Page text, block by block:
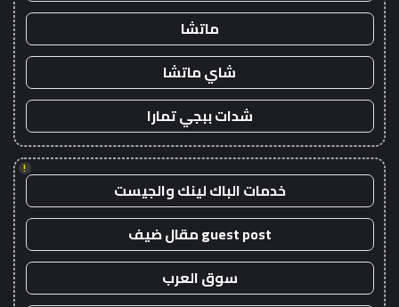
ماتشا
شاي ماتشا
شدات ببجي تمارا
!
خدمات الباك لينك والجيست
guest post مقال ضيف
سوق العرب